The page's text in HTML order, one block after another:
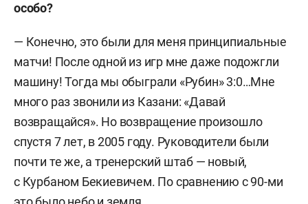
особо?
— Конечно, это были для меня принципиальные
матчи! После одной из игр мне даже подожгли
машину! Тогда мы обыграли «Рубин» 3:0…Мне
много раз звонили из Казани: «Давай
возвращайся». Но возвращение произошло
спустя 7 лет, в 2005 году. Руководители были
почти те же, а тренерский штаб — новый,
с Курбаном Бекиевичем. По сравнению с 90-ми